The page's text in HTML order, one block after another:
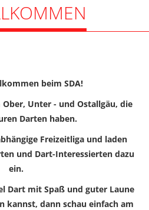
beim SDA!
Unter - und Ostallgäu, die
Darten haben.
Freizeitliga und laden
und Dart-Interessierten dazu
ein.
Dart mit Spaß und guter Laune
kannst, dann schau einfach am